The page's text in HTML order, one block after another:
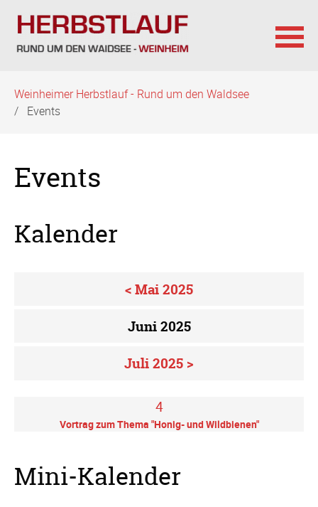
überspringen
Weinheimer Herbstlauf - Rund um den Waldsee
Events
Events
Kalender
< Mai 2025
Juni 2025
Juli 2025 >
4
Vortrag zum Thema "Honig- und Wildbienen"
Mini-Kalender